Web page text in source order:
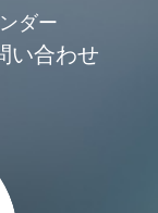
ダー
い合わせ